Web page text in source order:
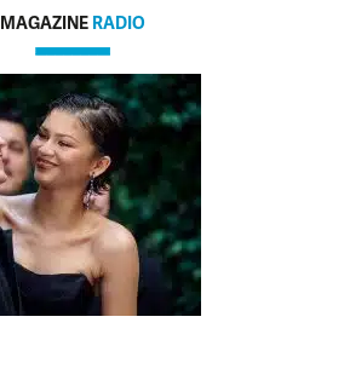
MAGAZINE RADIO